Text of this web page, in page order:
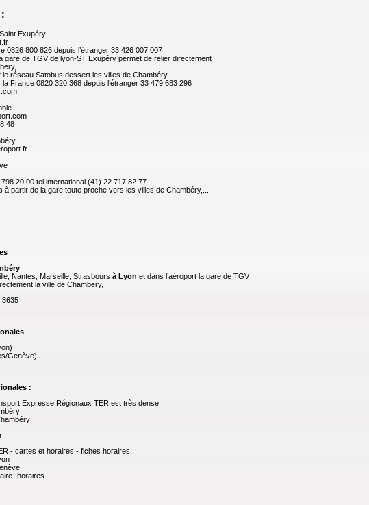
Exupéry
0826 800 826 depuis l’étranger 33 426 007 007
gare de TGV de lyon-ST Exupéry permet de relier directement
...
le réseau Satobus dessert les villes de Chambéry, ...
France 0820 320 368 depuis l’étranger 33 479 683 296
48
20 00 tel international (41) 22 717 82 77
à partir de la gare toute proche vers les villes de Chambéry,...
Nantes, Marseille, Strasbours à Lyon et dans l’aéroport la gare de TGV
la ville de Chambery,
3635
Genève)
:
Expresse Régionaux TER est très dense,
- cartes et horaires - fiches horaires :
horaires